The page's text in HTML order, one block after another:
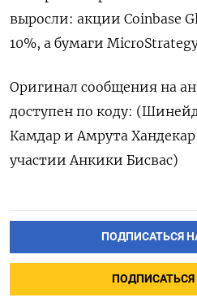
выросли: акции Coinbase
10%, а бумаги
Оригинал сообщения на
доступен по коду:
Камдар и Амрута
участии Анкики Бисвас)
ПОДПИСАТЬСЯ
ПОДПИСАТЬСЯ